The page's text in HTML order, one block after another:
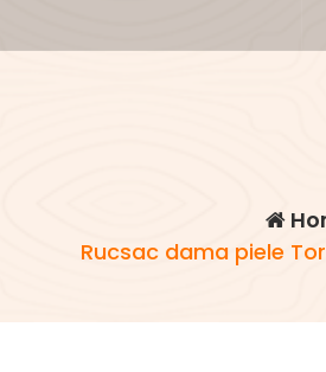
Rucsac dama piele